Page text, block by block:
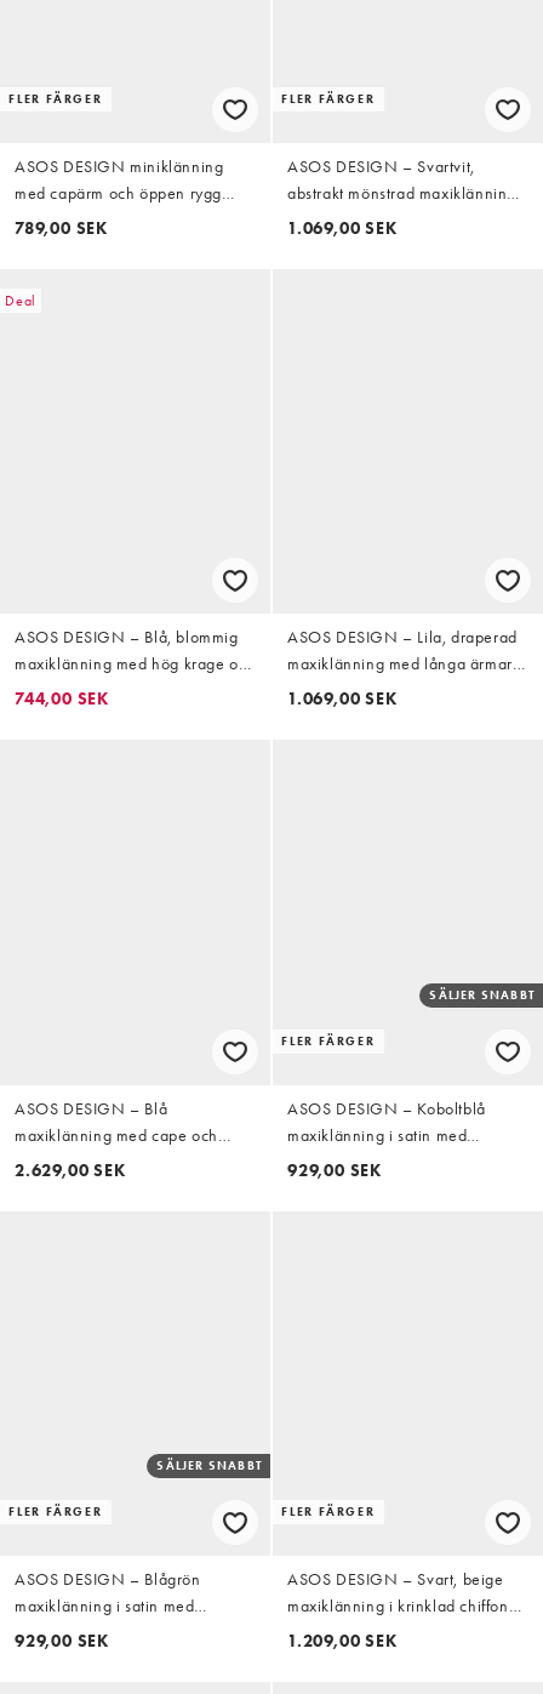
FLER FÄRGER
ASOS DESIGN miniklänning
med capärm och öppen rygg
med tofsar i grönt
789,00 SEK
FLER FÄRGER
ASOS DESIGN – Svartvit,
abstrakt mönstrad maxiklänning
med hög krage, klockad kjol,
1.069,00 SEK
Deal
ASOS DESIGN – Blå, blommig
maxiklänning med hög krage och
asymmetrisk midja
744,00 SEK
ASOS DESIGN – Lila, draperad
maxiklänning med långa ärmar,
volang och råskuren fåll
1.069,00 SEK
ASOS DESIGN – Blå
maxiklänning med cape och
utsmyckad kjol
2.629,00 SEK
FLER FÄRGER
SÄLJER SNABBT
ASOS DESIGN – Koboltblå
maxiklänning i satin med
ståkrage och stora ärmar
929,00 SEK
FLER FÄRGER
SÄLJER SNABBT
ASOS DESIGN – Blågrön
maxiklänning i satin med
ståkrage och extra stora ärmar
929,00 SEK
FLER FÄRGER
ASOS DESIGN – Svart, beige
maxiklänning i krinklad chiffong
med indragen detalj, små
1.209,00 SEK